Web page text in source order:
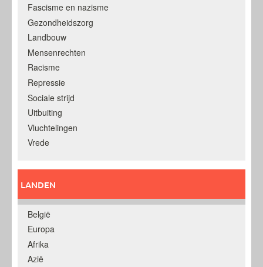
Fascisme en nazisme
Gezondheidszorg
Landbouw
Mensenrechten
Racisme
Repressie
Sociale strijd
Uitbuiting
Vluchtelingen
Vrede
LANDEN
België
Europa
Afrika
Azië